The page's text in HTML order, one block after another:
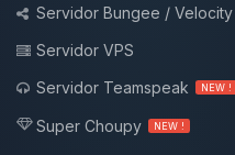
Servidor Bungee / Velocity
Servidor VPS
Servidor Teamspeak
NEW !
Super Choupy NEW !